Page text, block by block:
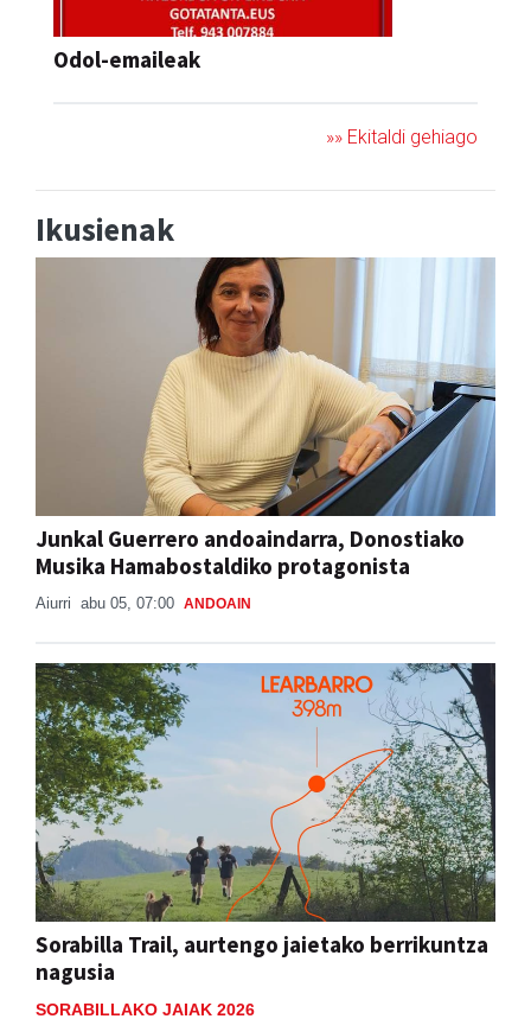
Odol-emaileak
»» Ekitaldi gehiago
Ikusienak
Junkal Guerrero andoaindarra, Donostiako
Musika Hamabostaldiko protagonista
Aiurri abu 05, 07:00 ANDOAIN
Sorabilla Trail, aurtengo jaietako berrikuntza
nagusia
SORABILLAKO JAIAK 2026